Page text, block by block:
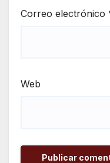
Correo electrónico
Web